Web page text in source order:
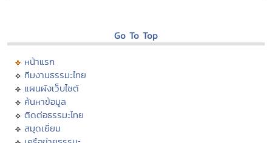
Go To Top
หน้าแรก
ทีมงานธรรมะไทย
แผนผังเว็บไซต์
ค้นหาข้อมูล
ติดต่อธรรมะไทย
สมุดเยี่ยม